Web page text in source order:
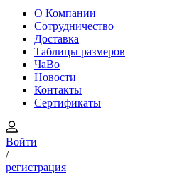
О Компании
Сотрудничество
Доставка
Таблицы размеров
ЧаВо
Новости
Контакты
Сертификаты
Войти
/
регистрация